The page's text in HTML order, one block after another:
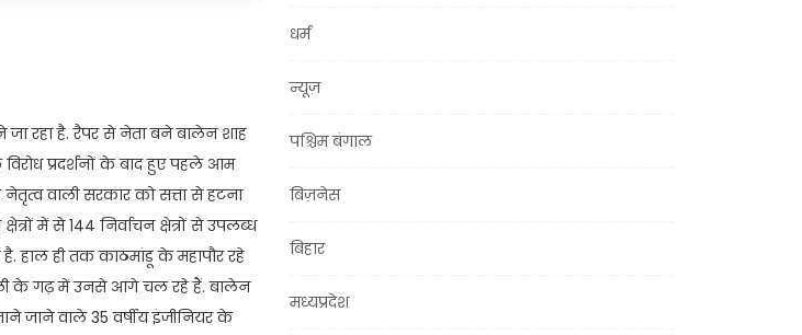
रहा है. रैपर से नेता बने बालेन शाह
प्रदर्शनों के बाद हुए पहले आम
वाली सरकार को सत्ता से हटना
में से 144 निर्वाचन क्षेत्रों से उपलब्ध
हाल ही तक काठमांडू के महापौर रहे
ओली के गढ़ में उनसे आगे चल रहे हैं. बालेन
जाने वाले 35 वर्षीय इंजीनियर के
धर्म
न्यूज़
पश्चिम बंगाल
बिज़नेस
बिहार
मध्यप्रदेश